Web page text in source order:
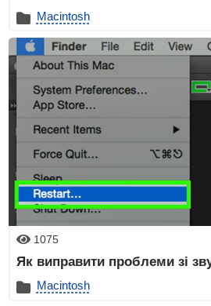
Macintosh
1075
Як виправити проблеми зі
Macintosh